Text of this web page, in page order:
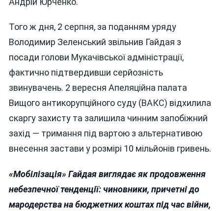
Того ж дня, 2 серпня, за поданням уряду
Володимир Зеленський звільнив Гайдая з
посади голови Мукачівської адміністрації,
фактично підтвердивши серйозність
звинувачень. 2 вересня Апеляційна палата
Вищого антикорупційного суду (ВАКС) відхилила
скаргу захисту та залишила чинним запобіжний
захід — тримання під вартою з альтернативою
внесення застави у розмірі 10 мільйонів гривень.
«Мобілізація» Гайдая виглядає як продовження
небезпечної тенденції: чиновники, причетні до
мародерства на бюджетних коштах під час війни,